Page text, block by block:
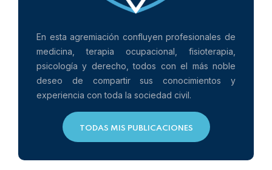
En esta agremiación confluyen profesionales de
medicina, terapia ocupacional, fisioterapia,
psicología y derecho, todos con el más noble
deseo de compartir sus conocimientos y
experiencia con toda la sociedad civil.
TODAS MIS PUBLICACIONES